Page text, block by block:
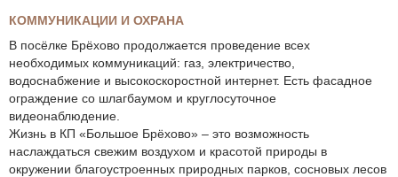
КОММУНИКАЦИИ И ОХРАНА
В посёлке Брёхово продолжается проведение всех
необходимых коммуникаций: газ, электричество,
водоснабжение и высокоскоростной интернет. Есть фасадное
ограждение со шлагбаумом и круглосуточное
видеонаблюдение.
Жизнь в КП «Большое Брёхово» – это возможность
наслаждаться свежим воздухом и красотой природы в
окружении благоустроенных природных парков, сосновых лесов